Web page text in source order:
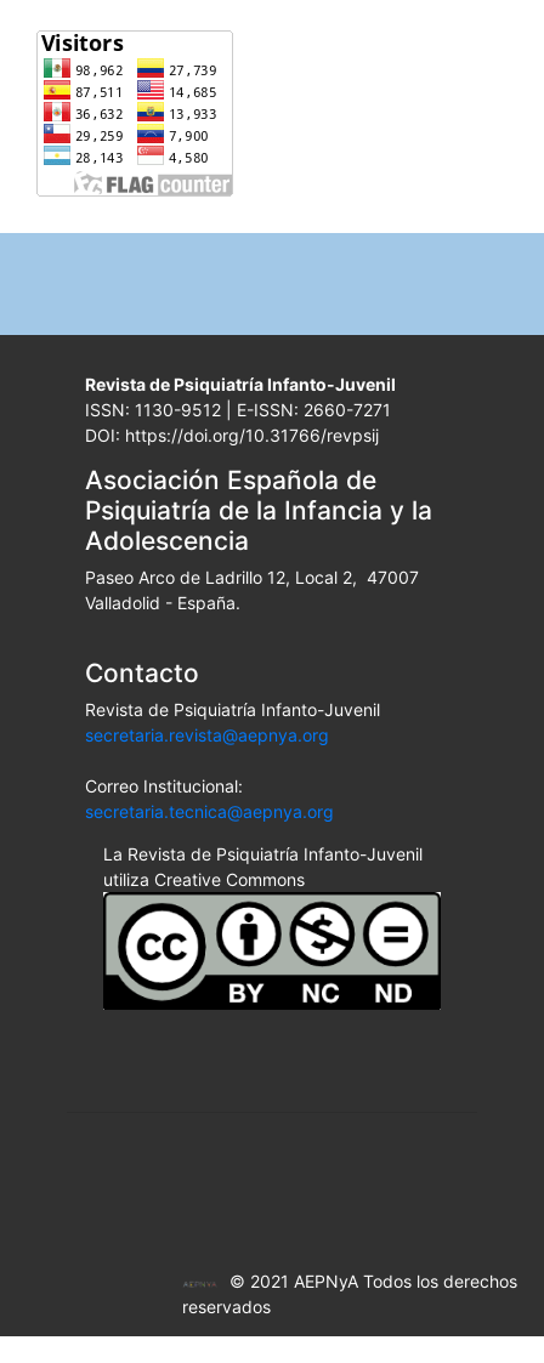
Revista de Psiquiatría Infanto-Juvenil
ISSN: 1130-9512 | E-ISSN: 2660-7271
DOI: https://doi.org/10.31766/revpsij
Asociación Española de
Psiquiatría de la Infancia y la
Adolescencia
Paseo Arco de Ladrillo 12, Local 2, 47007
Valladolid - España.
Contacto
Revista de Psiquiatría Infanto-Juvenil
secretaria.revista@aepnya.org
Correo Institucional:
secretaria.tecnica@aepnya.org
La Revista de Psiquiatría Infanto-Juvenil
utiliza Creative Commons
© 2021 AEPNyA Todos los derechos
reservados